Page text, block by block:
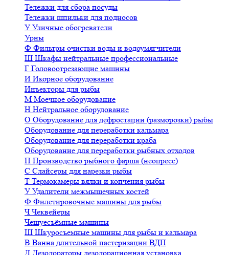
Тележки для сбора посуды
Тележки шпильки для подносов
У Уличные обогреватели
Урны
Ф Фильтры очистки воды и водоумягчители
Ш Шкафы нейтральные профессиональные
Г Головоотрезающие машины
И Икорное оборудование
Инъекторы для рыбы
М Моечное оборудование
Н Нейтральное оборудование
О Оборудование для дефростации (разморозки) рыбы
Оборудование для переработки кальмара
Оборудование для переработки краба
Оборудование для переработки рыбных отходов
П Производство рыбного фарша (неопресс)
С Слайсеры для нарезки рыбы
Т Термокамеры вялки и копчения рыбы
У Удалители межмышечных костей
Ф Филетировочные машины для рыбы
ЧЧеквейеры
Чешуесъёмные машины
Ш Шкуросъемные машины для рыбы и кальмара
В Ванна длительной пастеризации ВДП
Д Дезодораторы дезодорационная установка